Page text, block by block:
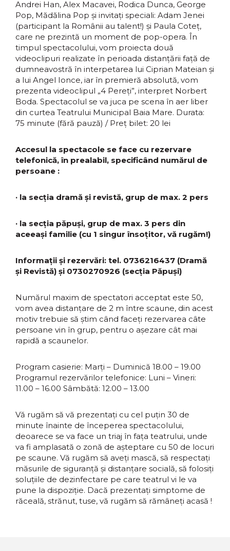
Andrei Han, Alex Macavei, Rodica Dunca, George
Pop, Mădălina Pop și invitați speciali: Adam Jenei
(participant la Românii au talent!) și Paula Coteț,
care ne prezintă un moment de pop-opera. În
timpul spectacolului, vom proiecta două
videoclipuri realizate în perioada distanțării față de
dumneavostră în interpetarea lui Ciprian Mateian și
a lui Angel Ionce, iar în premieră absolută, vom
prezenta videoclipul „4 Pereți”, interpret Norbert
Boda. Spectacolul se va juca pe scena în aer liber
din curtea Teatrului Municipal Baia Mare. Durata:
75 minute (fără pauză) / Preț bilet: 20 lei
Accesul la spectacole se face cu rezervare
telefonică, în prealabil, specificând numărul de
persoane :
· la secția dramă și revistă, grup de max. 2 pers
· la secția păpuși, grup de max. 3 pers din
aceeași familie (cu 1 singur însoțitor, vă rugăm!)
Informații și rezervări: tel. 0736216437 (Dramă
și Revistă) și 0730270926 (secția Păpuși)
Numărul maxim de spectatori acceptat este 50,
vom avea distanțare de 2 m între scaune, din acest
motiv trebuie să știm când faceți rezervarea câte
persoane vin în grup, pentru o așezare cât mai
rapidă a scaunelor.
Program casierie: Marți – Duminică 18.00 – 19.00
Programul rezervărilor telefonice: Luni – Vineri:
11.00 – 16.00 Sâmbătă: 12.00 – 13.00
Vă rugăm să vă prezentați cu cel puțin 30 de
minute înainte de începerea spectacolului,
deoarece se va face un triaj în fața teatrului, unde
va fi amplasată o zonă de așteptare cu 50 de locuri
pe scaune. Vă rugăm să aveți mască, să respectați
măsurile de siguranță și distanțare socială, să folosiți
soluțiile de dezinfectare pe care teatrul vi le va
pune la dispoziție. Dacă prezentați simptome de
răceală, strănut, tuse, vă rugăm să rămâneți acasă !